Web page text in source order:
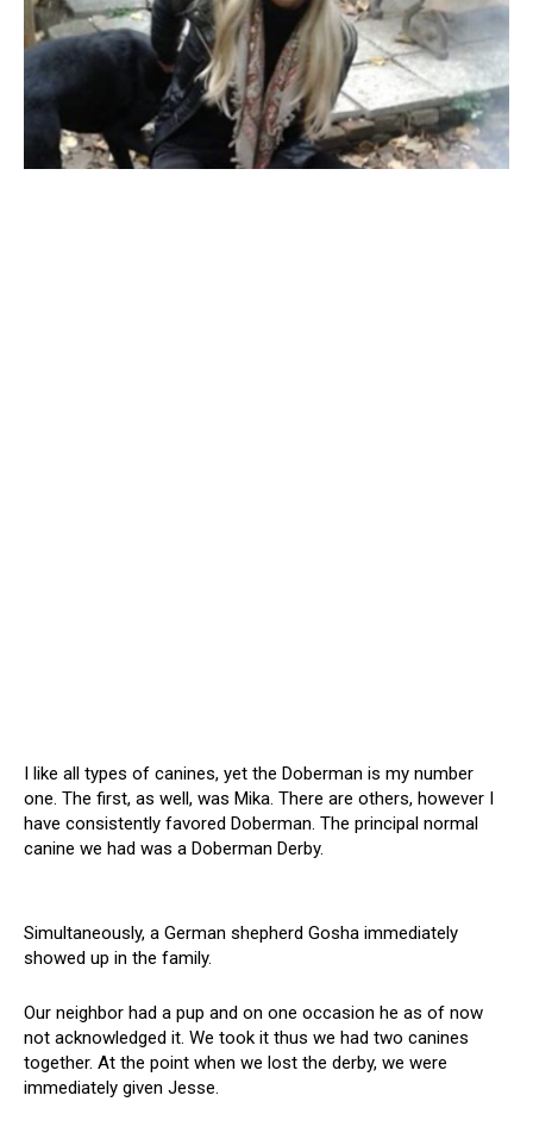
I like all types of canines, yet the Doberman is my number
one. The first, as well, was Mika. There are others, however I
have consistently favored Doberman. The principal normal
canine we had was a Doberman Derby.
Simultaneously, a German shepherd Gosha immediately
showed up in the family.
Our neighbor had a pup and on one occasion he as of now
not acknowledged it. We took it thus we had two canines
together. At the point when we lost the derby, we were
immediately given Jesse.